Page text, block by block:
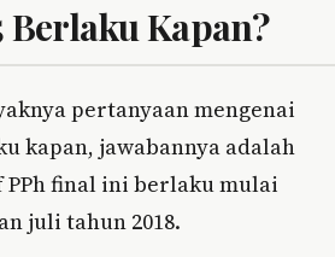
Berlaku Kapan?
pertanyaan mengenai
kapan, jawabannya adalah
final ini berlaku mulai
juli tahun 2018.